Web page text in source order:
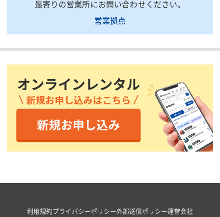
最寄りの営業所にお問い合わせください。
営業拠点
利用規約プライバシーポリシー外部送信ポリシー運営会社